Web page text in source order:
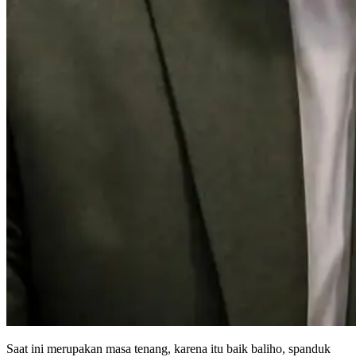
Saat ini merupakan masa tenang, karena itu baik baliho, spanduk